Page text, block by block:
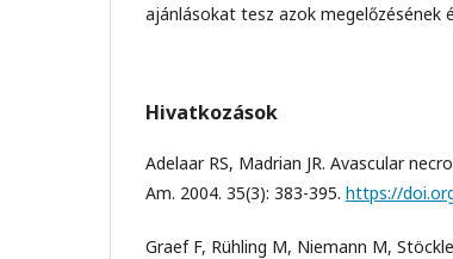
ajánlásokat tesz azok megelőzésének
Hivatkozások
Adelaar RS, Madrian JR. Avascular
Am. 2004. 35(3): 383-395. https://
Graef F, Rühling M, Niemann M,